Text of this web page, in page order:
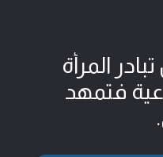
المرأة
فتمهد